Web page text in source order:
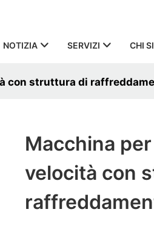
NOTIZIA SERVIZI CHI
con struttura di
Macchina
velocità con